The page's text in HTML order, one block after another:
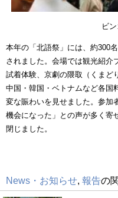
ビ
本年の「北語祭」には、約300
されました。会場では観光紹介
試着体験、京劇の隈取（くまど
中国・韓国・ベトナムなど各国
変な賑わいを見せました。参加
機会になった」との声が多く寄
閉じました。
News・お知らせ 報告の